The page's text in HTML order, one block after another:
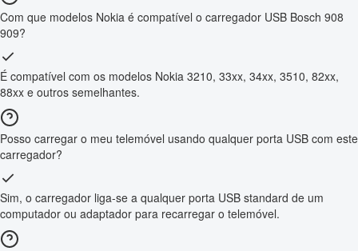
Com que modelos Nokia é compatível o carregador USB Bosch 908
909?
É compatível com os modelos Nokia 3210, 33xx, 34xx, 3510, 82xx,
88xx e outros semelhantes.
Posso carregar o meu telemóvel usando qualquer porta USB com este
carregador?
Sim, o carregador liga-se a qualquer porta USB standard de um
computador ou adaptador para recarregar o telemóvel.